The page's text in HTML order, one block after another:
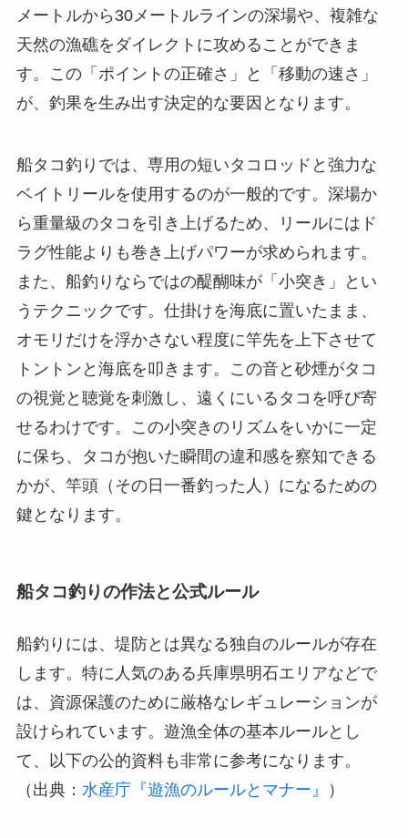
メートルから30メートルラインの深場や、複雑な
天然の漁礁をダイレクトに攻めることができま
す。この「ポイントの正確さ」と「移動の速さ」
が、釣果を生み出す決定的な要因となります。
船タコ釣りでは、専用の短いタコロッドと強力な
ベイトリールを使用するのが一般的です。深場か
ら重量級のタコを引き上げるため、リールにはド
ラグ性能よりも巻き上げパワーが求められます。
また、船釣りならではの醍醐味が「小突き」とい
うテクニックです。仕掛けを海底に置いたまま、
オモリだけを浮かさない程度に竿先を上下させて
トントンと海底を叩きます。この音と砂煙がタコ
の視覚と聴覚を刺激し、遠くにいるタコを呼び寄
せるわけです。この小突きのリズムをいかに一定
に保ち、タコが抱いた瞬間の違和感を察知できる
かが、竿頭（その日一番釣った人）になるための
鍵となります。
船タコ釣りの作法と公式ルール
船釣りには、堤防とは異なる独自のルールが存在
します。特に人気のある兵庫県明石エリアなどで
は、資源保護のために厳格なレギュレーションが
設けられています。遊漁全体の基本ルールとし
て、以下の公的資料も非常に参考になります。
（出典： 水産庁『遊漁のルールとマナー』 ）